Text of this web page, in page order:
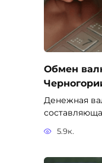
Обмен
Денежная
5.9к.